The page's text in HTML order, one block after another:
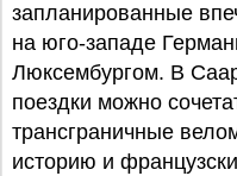
запланированные
на юго-западе
Люксембургом. В
поездки можно
трансграничные
историю и